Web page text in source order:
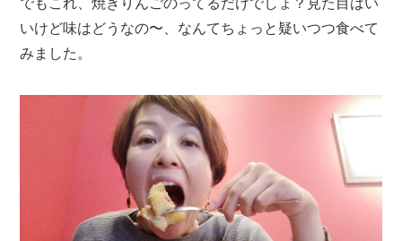
いけど味はどうなの〜、なんてちょっと疑いつつ食べて
みました。